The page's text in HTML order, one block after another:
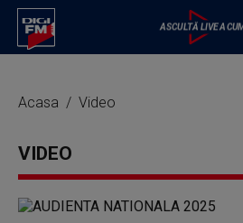
Acasa Video
VIDEO